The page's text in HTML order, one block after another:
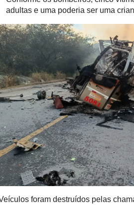
adultas e uma poderia ser uma
foram destruídos pelas